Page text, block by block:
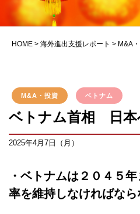
HOME > 海外進出支援レポート > M&A
M&A・投資 ベトナム
ベトナム首相 日本
2025年4月7日（月）
・ベトナムは２０４５
率を維持しなければなら